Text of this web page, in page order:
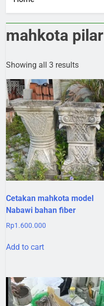
mahkota pilar
Showing all 3 results
Cetakan mahkota model
Nabawi bahan fiber
Rp1.600.000
Add to cart